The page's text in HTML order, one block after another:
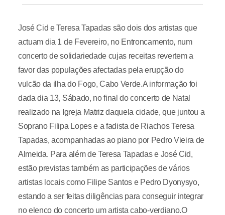
José Cid e Teresa Tapadas são dois dos artistas que
actuam dia 1 de Fevereiro, no Entroncamento, num
concerto de solidariedade cujas receitas revertem a
favor das populações afectadas pela erupção do
vulcão da ilha do Fogo, Cabo Verde.A informação foi
dada dia 13, Sábado, no final do concerto de Natal
realizado na Igreja Matriz daquela cidade, que juntou a
Soprano Filipa Lopes e a fadista de Riachos Teresa
Tapadas, acompanhadas ao piano por Pedro Vieira de
Almeida. Para além de Teresa Tapadas e José Cid,
estão previstas também as participações de vários
artistas locais como Filipe Santos e Pedro Dyonysyo,
estando a ser feitas diligências para conseguir integrar
no elenco do concerto um artista cabo-verdiano.O